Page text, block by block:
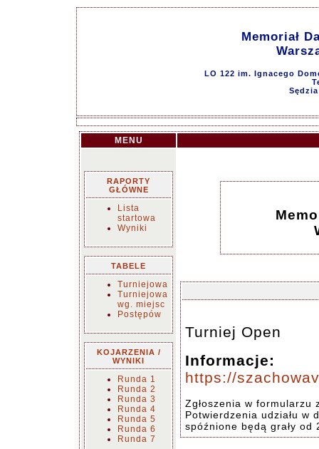
Memoriał
LO 122 im. Ignacego
MENU
RAPORTY
GŁÓWNE
Lista
startowa
Wyniki
TABELE
Turniejowa
Turniejowa
wg. miejsc
Postępów
KOJARZENIA /
WYNIKI
Runda 1
Runda 2
Runda 3
Runda 4
Runda 5
Runda 6
Runda 7
Turniej Open
Informacje:
https://
Zgłoszenia w formularzu
Potwierdzenia udziału w
spóźnione będą grały od